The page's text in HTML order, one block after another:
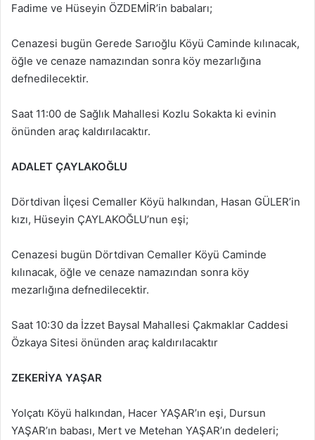
Fadime ve Hüseyin ÖZDEMİR’in babaları;
Cenazesi bugün Gerede Sarıoğlu Köyü Caminde kılınacak,
öğle ve cenaze namazından sonra köy mezarlığına
defnedilecektir.
Saat 11:00 de Sağlık Mahallesi Kozlu Sokakta ki evinin
önünden araç kaldırılacaktır.
ADALET ÇAYLAKOĞLU
Dörtdivan İlçesi Cemaller Köyü halkından, Hasan GÜLER’in
kızı, Hüseyin ÇAYLAKOĞLU’nun eşi;
Cenazesi bugün Dörtdivan Cemaller Köyü Caminde
kılınacak, öğle ve cenaze namazından sonra köy
mezarlığına defnedilecektir.
Saat 10:30 da İzzet Baysal Mahallesi Çakmaklar Caddesi
Özkaya Sitesi önünden araç kaldırılacaktır
ZEKERİYA YAŞAR
Yolçatı Köyü halkından, Hacer YAŞAR’ın eşi, Dursun
YAŞAR’ın babası, Mert ve Metehan YAŞAR’ın dedeleri;